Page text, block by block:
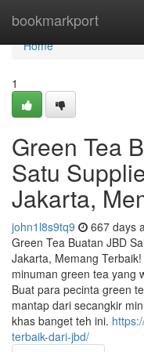
bookmarkport
Home
Home
1
Green Tea
Satu
Jakarta,
john1l8s9tq9 667 days
Green Tea Buatan JBD
Jakarta, Memang
minuman green tea yang
Buat para pecinta green
mantap dari secangkir
khas banget teh ini.
terbaik-dari-jbd/